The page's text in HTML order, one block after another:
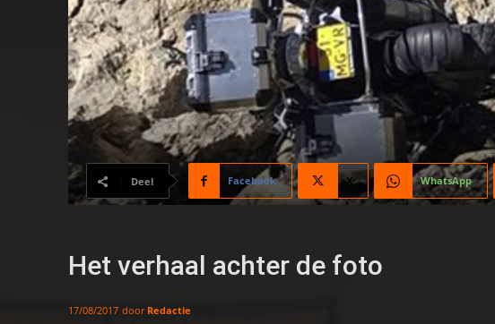
Deel Facebook X WhatsApp
Het verhaal achter de foto
17/08/2017 door Redactie